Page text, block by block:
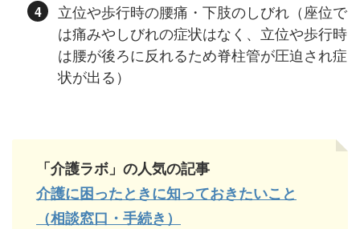
立位や歩行時の腰痛・下肢のしびれ（座位で
は痛みやしびれの症状はなく、立位や歩行時
は腰が後ろに反れるため脊柱管が圧迫され症
状が出る）
「介護ラボ」の人気の記事
介護に困ったときに知っておきたいこと
（相談窓口・手続き）